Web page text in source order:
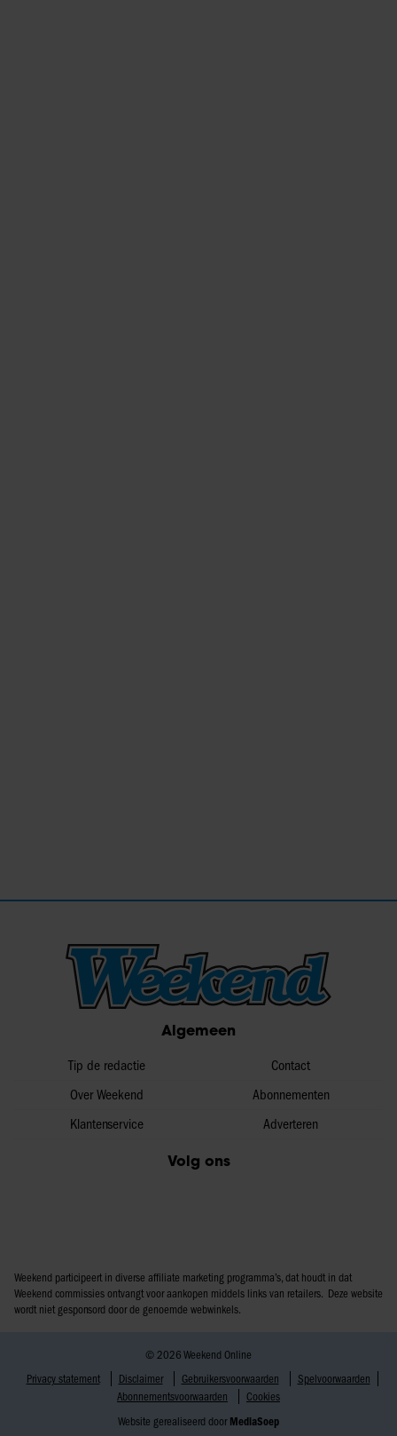
Algemeen
Tip de redactie
Over Weekend
Klantenservice
Contact
Abonnementen
Adverteren
Volg ons
Weekend participeert in diverse affiliate marketing programma’s, dat houdt in dat
Weekend commissies ontvangt voor aankopen middels links van retailers. Deze website
wordt niet gesponsord door de genoemde webwinkels.
© 2026 Weekend Online
Privacy statement
Disclaimer Gebruikersvoorwaarden
Spelvoorwaarden
Abonnementsvoorwaarden
Cookies
Website gerealiseerd door MediaSoep